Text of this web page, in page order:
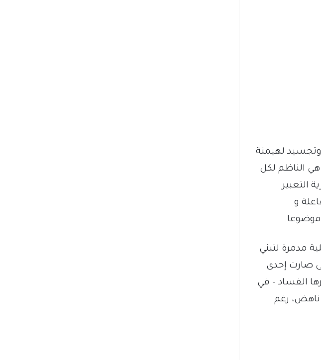
وتجسيد لهيمنة
هي الناظم لكل
التعبير
و
مدمرة لتبني
صارت إحدى
الفساد – في
ناهض، رغم